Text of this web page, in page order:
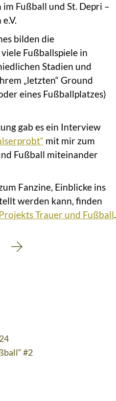
Fußball und St. Depri –
bilden die
Fußballspiele in
Stadien und
„letzten“ Ground
eines Fußballplatzes)
gab es ein Interview
mit mir zum
Fußball miteinander
Fanzine, Einblicke ins
werden kann, finden
Trauer und Fußball.
#2